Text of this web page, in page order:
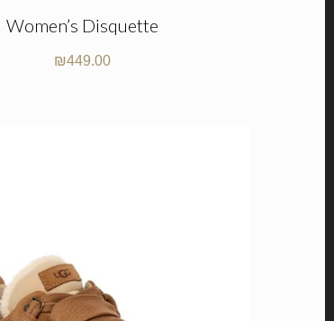
Women’s Disquette
₪449.00